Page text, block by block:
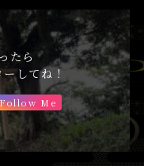
たら
してね！
Follow Me